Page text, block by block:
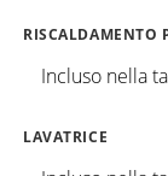
RISCALDAMENTO
Incluso nella
LAVATRICE